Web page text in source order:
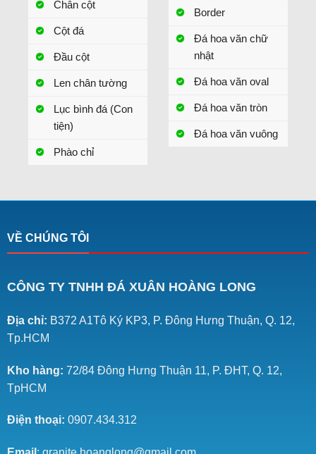
Chân cột
Cột đá
Đầu cột
Len chân tường
Lục bình đá (Con
tiện)
Phào chỉ
Border
Đá hoa văn chữ
nhật
Đá hoa văn oval
Đá hoa văn tròn
Đá hoa văn vuông
VỀ CHÚNG TÔI
CÔNG TY TNHH ĐÁ XUÂN HOÀNG LONG
Địa chỉ: B372 A1Tô Ký KP3, P. Đông Hưng Thuận, Q. 12,
Tp.HCM
Kho hàng: 72/84 Đông Hưng Thuận 11, P. ĐHT, Q. 12,
TpHCM
Điện thoại: 0907.434.312